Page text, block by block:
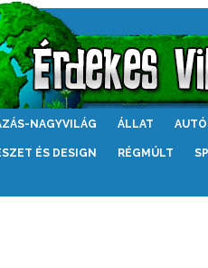
NAGYVILÁG ÁLLAT
ÉS DESIGN RÉGMÚLT